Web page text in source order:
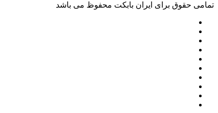
تمامی حقوق برای ایران بابکت محفوظ می باشد